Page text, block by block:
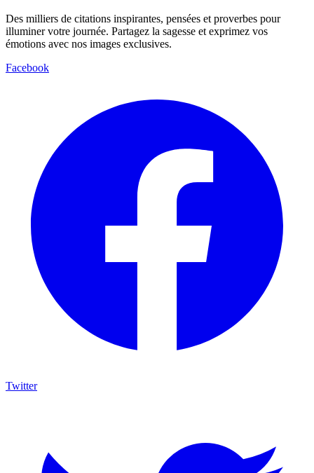
Des milliers de citations inspirantes, pensées et proverbes pour
illuminer votre journée. Partagez la sagesse et exprimez vos
émotions avec nos images exclusives.
Facebook
Twitter